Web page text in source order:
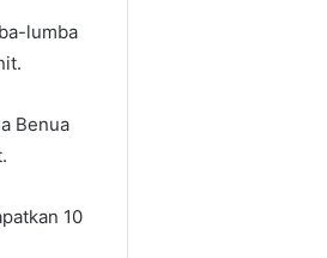
lumba
Benua
10